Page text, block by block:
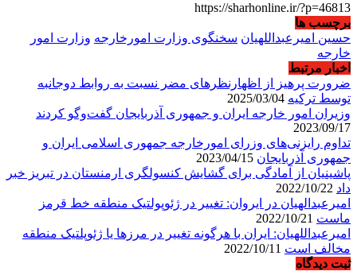
https://sharhonline.ir/?p=46813
برچسب ها
حسین امیرعبداللهیان سخنگوی وزارت امورخارجه وزارت امور
خارجه
اخبار مرتبط
ضرورت پرهیز از اظهارنظرهای مضر نسبت به روابط دوجانبه
توسط ترکیه
وزیران امور خارجه ایران و جمهوری آذربایجان گفت‌وگو کردند
2023/09/17
تداوم رایزنی‌های وزرای امورخارجه جمهوری اسلامی ایران و
جمهوری آذربایجان
پاشینیان از آمادگی برای گشایش کنسولگری ارمنستان در تبریز خبر
داد
امیرعبدالهیان در ایروان: تغییر در ژئوپولتیک منطقه خط قرمز
ماست
امیرعبداللهیان: ایران با هرگونه تغییر در مرزها یا ژئوپلتیک منطقه
مخالف است
ثبت دیدگاه